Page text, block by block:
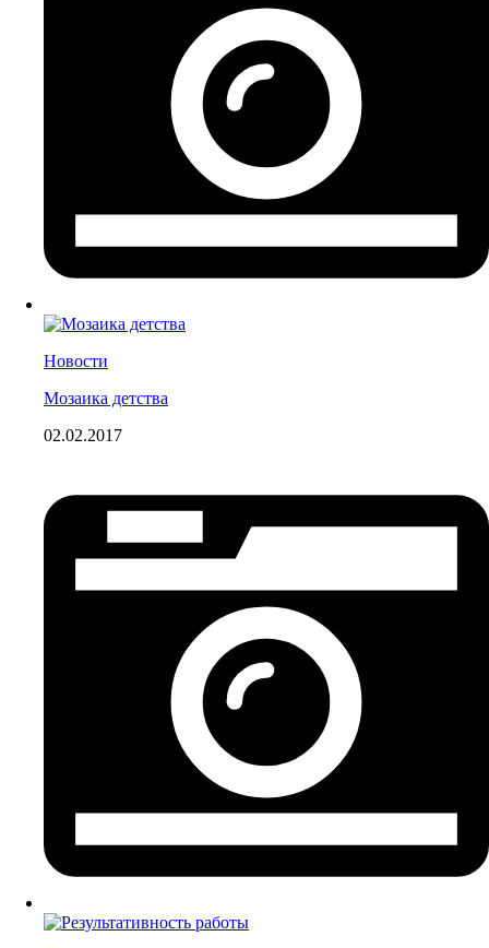
Новости
Мозаика детства
02.02.2017